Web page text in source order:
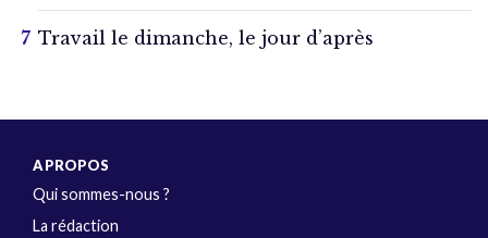
Travail le dimanche, le jour d’après
A PROPOS
Qui sommes-nous ?
La rédaction